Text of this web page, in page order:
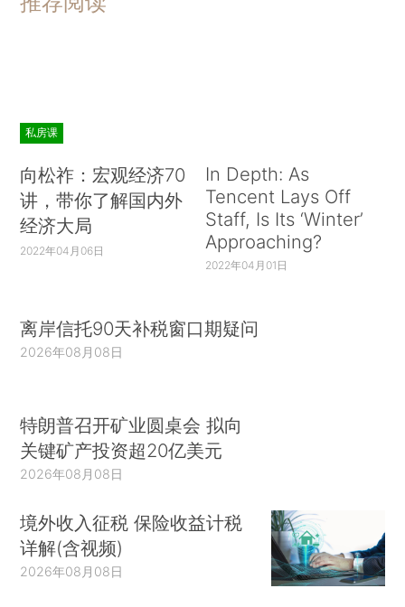
私房课
向松祚：宏观经济70
讲，带你了解国内外
经济大局
2022年04月06日
In Depth: As
Tencent Lays Off
Staff, Is Its ‘Winter’
Approaching?
2022年04月01日
离岸信托90天补税窗口期疑问
2026年08月08日
特朗普召开矿业圆桌会 拟向
关键矿产投资超20亿美元
2026年08月08日
境外收入征税 保险收益计税
详解(含视频)
2026年08月08日